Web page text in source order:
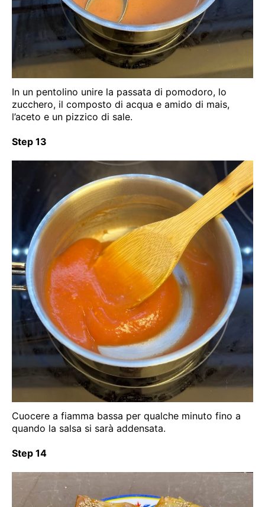
In un pentolino unire la passata di pomodoro, lo
zucchero, il composto di acqua e amido di mais,
l’aceto e un pizzico di sale.
Step 13
Cuocere a fiamma bassa per qualche minuto fino a
quando la salsa si sarà addensata.
Step 14